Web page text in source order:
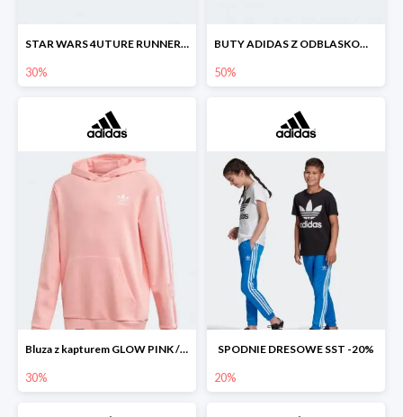
STAR WARS 4UTURE RUNNER SHOES
30%
BUTY ADIDAS Z ODBLASKOWYMI DETALAMI
50%
Bluza z kapturem GLOW PINK / WHITE -30%
30%
SPODNIE DRESOWE SST -20%
20%